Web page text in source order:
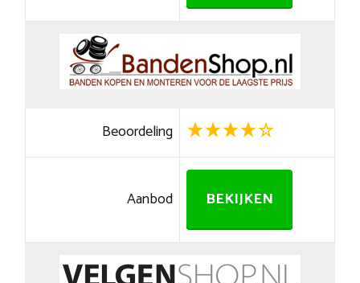
Beoordeling
Aanbod BEKIJKEN